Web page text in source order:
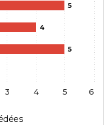
5
4
5
3 4 5 6